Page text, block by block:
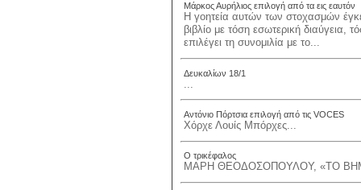
Μάρκος Αυρήλιος επιλογή από τα εις εαυτόν
Η γοητεία αυτών των στοχασμών
βιβλίο με τόση εσωτερική
επιλέγει τη συνομιλία με το...
Δευκαλίων 18/1
Αντόνιο Πόρτσια επιλογή από τις VOCES
Χόρχε Λουίς Μπόρχες...
Ο τρικέφαλος
ΜΑΡΗ ΘΕΟΔΟΣΟΠΟΥΛΟΥ, «ΤΟ